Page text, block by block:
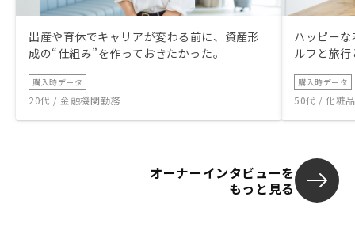
出産や育休でキャリアが変わる前に、資産形
成の“仕組み”を作っておきたかった。
購入時データ
20代 / 金融機関勤務
ハッピー
ルフと旅
購入時データ
50代 / 化粧
オーナーインタビューを
もっと見る